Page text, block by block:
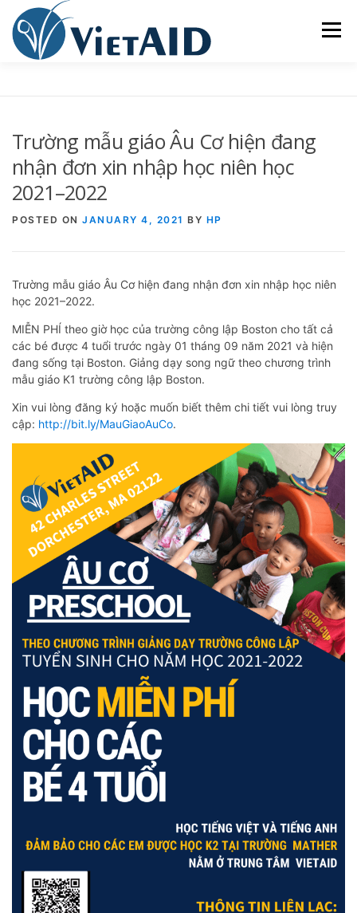
content
Menu
TRUNG TÂM CỘNG ĐỒNG SINH HOẠT
Trường mẫu giáo Âu Cơ hiện đang
nhận đơn xin nhập học niên học
2021–2022
POSTED ON JANUARY 4, 2021 BY HP
Trường mẫu giáo Âu Cơ hiện đang nhận đơn xin nhập học niên
học 2021–2022.
MIỄN PHÍ theo giờ học của trường công lập Boston cho tất cả
các bé được 4 tuổi trước ngày 01 tháng 09 năm 2021 và hiện
đang sống tại Boston. Giảng dạy song ngữ theo chương trình
mẫu giáo K1 trường công lập Boston.
Xin vui lòng đăng ký hoặc muốn biết thêm chi tiết vui lòng truy
cập: http://bit.ly/MauGiaoAuCo.